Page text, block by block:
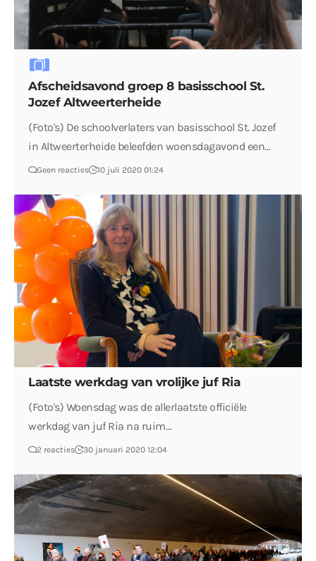
Afscheidsavond groep 8 basisschool St.
Jozef Altweerterheide
(Foto's) De schoolverlaters van basisschool St. Jozef
in Altweerterheide beleefden woensdagavond een…
Geen reacties 10 juli 2020 01:24
Laatste werkdag van vrolijke juf Ria
(Foto's) Woensdag was de allerlaatste officiële
werkdag van juf Ria na ruim…
2 reacties 30 januari 2020 12:04